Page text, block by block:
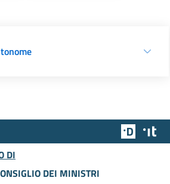
Team
DI
DEI MINISTRI